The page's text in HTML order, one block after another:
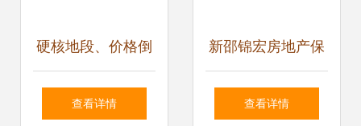
硬核地段、价格倒
挂、北五环三面宽
查看详情
新邵锦宏房地产保
交楼
查看详情